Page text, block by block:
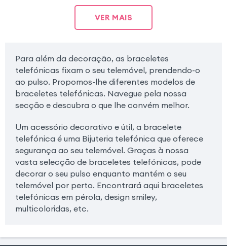
VER MAIS
Para além da decoração, as braceletes
telefónicas fixam o seu telemóvel, prendendo-o
ao pulso. Propomos-lhe diferentes modelos de
braceletes telefónicas. Navegue pela nossa
secção e descubra o que lhe convém melhor.
Um acessório decorativo e útil, a bracelete
telefónica é uma Bijuteria telefónica que oferece
segurança ao seu telemóvel. Graças à nossa
vasta selecção de braceletes telefónicas, pode
decorar o seu pulso enquanto mantém o seu
telemóvel por perto. Encontrará aqui braceletes
telefónicas em pérola, design smiley,
multicoloridas, etc.